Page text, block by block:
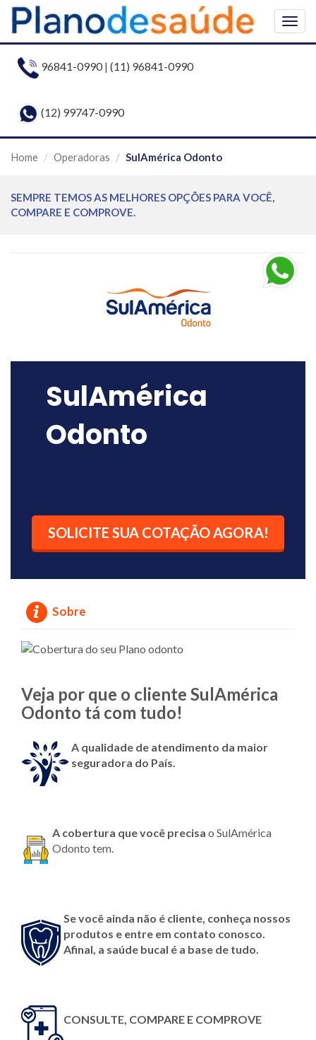
96841-0990| (11) 96841-0990
(12) 99747-0990
Home Operadoras SulAmérica Odonto
SEMPRE TEMOS AS MELHORES OPÇÕES PARA VOCÊ,
COMPARE E COMPROVE.
SulAmérica
Odonto
SOLICITE SUA COTAÇÃO AGORA!
Sobre
Veja por que o cliente SulAmérica
Odonto tá com tudo!
A qualidade de atendimento da maior
seguradora do País.
A cobertura que você precisa o SulAmérica
Odonto tem.
Se você ainda não é cliente, conheça nossos
produtos e entre em contato conosco.
Afinal, a saúde bucal é a base de tudo.
CONSULTE, COMPARE E COMPROVE